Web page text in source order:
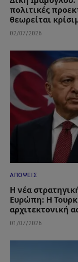
πολιτικές
θεωρείται
02/07/2026
ΑΠΌΨΕΙΣ
Η νέα
Ευρώπη: Η
αρχιτεκτονική
01/07/2026